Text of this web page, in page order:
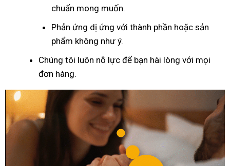
chuẩn mong muốn.
Phản ứng dị ứng với thành phần hoặc sản
phẩm không như ý.
Chúng tôi luôn nỗ lực để bạn hài lòng với mọi
đơn hàng.